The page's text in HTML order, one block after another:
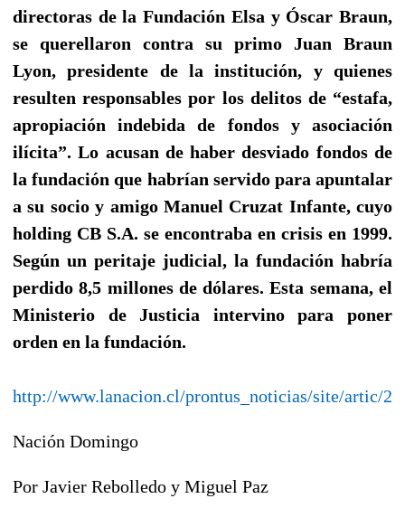
directoras de la Fundación Elsa y Óscar Braun,
se querellaron contra su primo Juan Braun
Lyon, presidente de la institución, y quienes
resulten responsables por los delitos de “estafa,
apropiación indebida de fondos y asociación
ilícita”. Lo acusan de haber desviado fondos de
la fundación que habrían servido para apuntalar
a su socio y amigo Manuel Cruzat Infante, cuyo
holding CB S.A. se encontraba en crisis en 1999.
Según un peritaje judicial, la fundación habría
perdido 8,5 millones de dólares. Esta semana, el
Ministerio de Justicia intervino para poner
orden en la fundación.
http://www.lanacion.cl/prontus_noticias/site/artic/
Nación Domingo
Por Javier Rebolledo y Miguel Paz